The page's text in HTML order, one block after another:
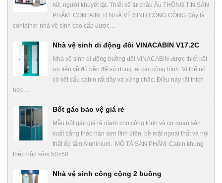
nữ, người khuyết tật. Thiết kế từ châu Âu THÔNG TIN SẢN
PHẨM: CONTAINER NHÀ VỆ SINH CÔNG CỘNG Đây là
container nhà vệ sinh cao cấp được…
Nhà vệ sinh di động đôi VINACABIN V17.2C
Nhà vệ sinh di động buồng đôi VINACABIN được thiết kết
ưu tiên về độ bền để sử dụng tại các công trình. Vì thế nó
có kết cấu cabin rất dầy và vững chắc. Điều này rất thích
hợp…
Bốt gác bảo vệ giá rẻ
Mẫu bốt gác giá rẻ dành cho công trình và cơ quan sản
xuất bằng thép hàn sơn tĩnh điện, bề mặt ngoại thất và nội
thất ốp tấm Aluninium. MÔ TẢ SẢN PHẨM Cabin khung
thép hộp kẽm 50×50…
Nhà vệ sinh công cộng 2 buồng